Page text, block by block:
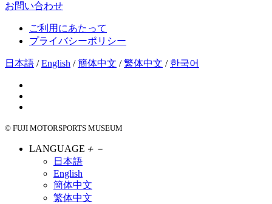
お問い合わせ
ご利用にあたって
プライバシーポリシー
日本語 /English /簡体中文 /繁体中文 / 한국어
© FUJI MOTORSPORTS MUSEUM
LANGUAGE ＋ －
日本語
English
簡体中文
繁体中文